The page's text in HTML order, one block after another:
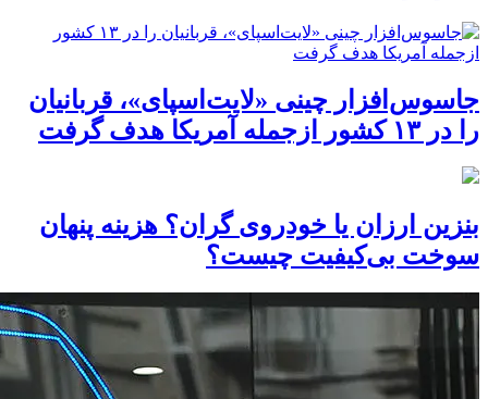
جاسوس‌افزار چینی «لایت‌اسپای»، قربانیان
را در ۱۳ کشور ازجمله آمریکا هدف گرفت
بنزین ارزان یا خودروی گران؟ هزینه پنهان
سوخت بی‌کیفیت چیست؟